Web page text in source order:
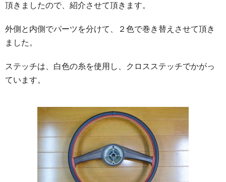
頂きましたので、紹介させて頂きます。
外側と内側でパーツを分けて、２色で巻き替えさせて頂き
ました。
ステッチは、白色の糸を使用し、クロスステッチでかがっ
ています。